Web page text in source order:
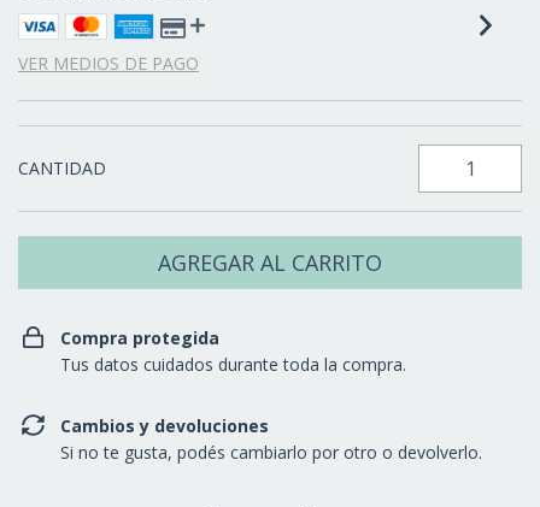
VER MEDIOS DE PAGO
CANTIDAD
Compra protegida
Tus datos cuidados durante toda la compra.
Cambios y devoluciones
Si no te gusta, podés cambiarlo por otro o devolverlo.